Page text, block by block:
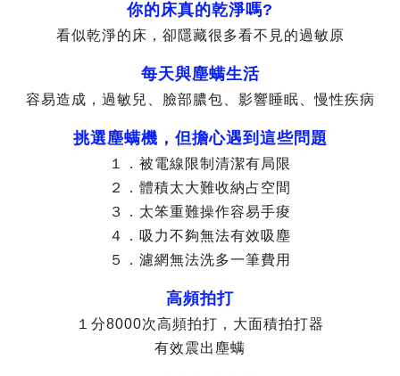
你的床真的乾淨嗎?
看似乾淨的床，卻隱藏很多看不見的過敏原
每天與塵螨生活
容易造成，過敏兒、臉部膿包、影響睡眠、慢性疾病
挑選塵螨機，但擔心遇到這些問題
１．被電線限制清潔有局限
２．體積太大難收納占空間
３．太笨重難操作容易手痠
４．吸力不夠無法有效吸塵
５．濾網無法洗多一筆費用
高頻拍打
１分8000次高頻拍打，大面積拍打器
有效震出塵螨